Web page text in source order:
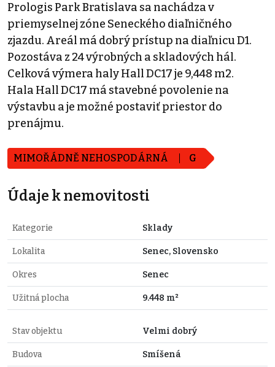
Prologis Park Bratislava sa nachádza v
priemyselnej zóne Seneckého diaľničného
zjazdu. Areál má dobrý prístup na diaľnicu D1.
Pozostáva z 24 výrobných a skladových hál.
Celková výmera haly Hall DC17 je 9,448 m2.
Hala Hall DC17 má stavebné povolenie na
výstavbu a je možné postaviť priestor do
prenájmu.
MIMOŘÁDNĚ NEHOSPODÁRNÁ G
Údaje k nemovitosti
Kategorie Sklady
Lokalita Senec, Slovensko
Okres Senec
Užitná plocha 9.448 m²
Stav objektu Velmi dobrý
Budova Smíšená